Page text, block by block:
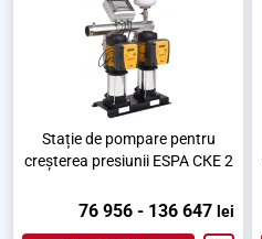
Stație de pompare pentru
creșterea presiunii ESPA СКЕ 2
76 956 - 136 647 lei